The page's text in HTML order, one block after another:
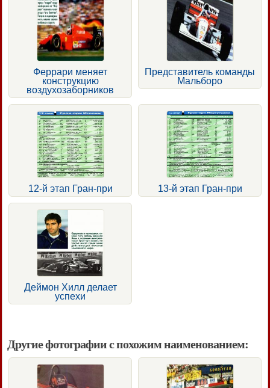
Феррари меняет
конструкцию
воздухозаборников
Представитель команды
Мальборо
12-й этап Гран-при 13-й этап Гран-при
Деймон Хилл делает
успехи
Другие фотографии с похожим наименованием: